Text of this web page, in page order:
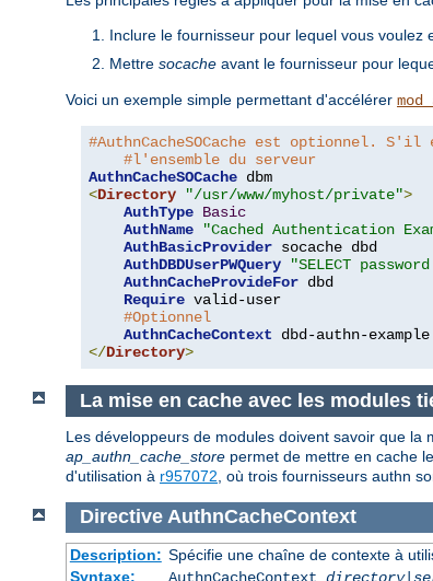
Inclure le fournisseur pour lequel vous
Mettre socache avant le fournisseur pour
Voici un exemple simple permettant d'accélérer
#AuthnCacheSOCache est optionnel.
#l'ensemble du serveur
AuthnCacheSOCache
<Directory "/usr/www/myhost/private">
AuthType Basic
AuthName
"Cached Authentication
AuthBasicProvider socache dbd
AuthDBDUserPWQuery
"SELECT
AuthnCacheProvideFor dbd
Require valid-user
#Optionnel
AuthnCacheContext
</Directory>
La mise en cache avec les modules
Les développeurs de modules doivent savoir que
ap_authn_cache_store permet de mettre en cache
d'utilisation à r957072 , où trois fournisseurs authn
Directive AuthnCacheContext
Description: Spécifie une chaîne de contexte à
Syntaxe: